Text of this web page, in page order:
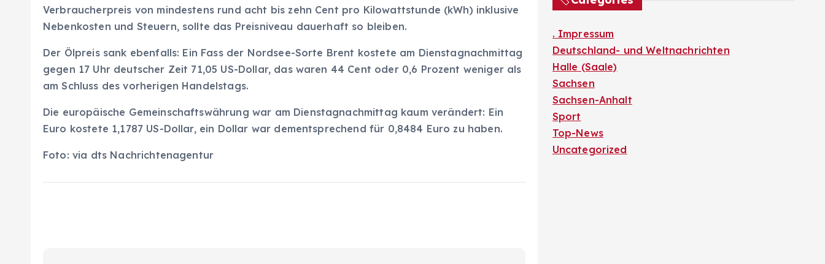
Verbraucherpreis von mindestens rund acht bis zehn Cent pro Kilowattstunde (kWh) inklusive
Nebenkosten und Steuern, sollte das Preisniveau dauerhaft so bleiben.
Der Ölpreis sank ebenfalls: Ein Fass der Nordsee-Sorte Brent kostete am Dienstagnachmittag
gegen 17 Uhr deutscher Zeit 71,05 US-Dollar, das waren 44 Cent oder 0,6 Prozent weniger als
am Schluss des vorherigen Handelstags.
Die europäische Gemeinschaftswährung war am Dienstagnachmittag kaum verändert: Ein
Euro kostete 1,1787 US-Dollar, ein Dollar war dementsprechend für 0,8484 Euro zu haben.
Foto: via dts Nachrichtenagentur
. Impressum
Deutschland- und Weltnachrichten
Halle (Saale)
Sachsen
Sachsen-Anhalt
Sport
Top-News
Uncategorized